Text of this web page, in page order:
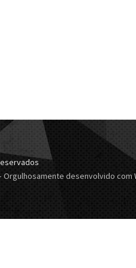
Orgulhosamente desenvolvido com